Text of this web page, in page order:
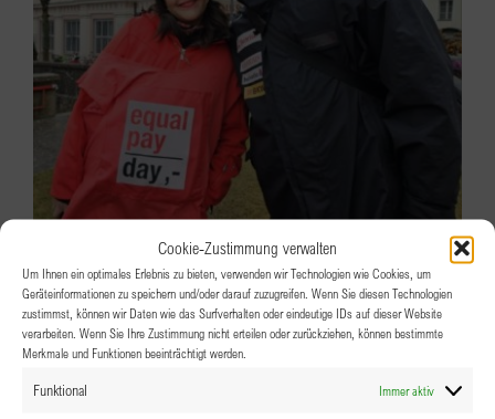
Cookie-Zustimmung verwalten
Um Ihnen ein optimales Erlebnis zu bieten, verwenden wir Technologien wie Cookies, um
Geräteinformationen zu speichern und/oder darauf zuzugreifen. Wenn Sie diesen Technologien
zustimmst, können wir Daten wie das Surfverhalten oder eindeutige IDs auf dieser Website
verarbeiten. Wenn Sie Ihre Zustimmung nicht erteilen oder zurückziehen, können bestimmte
Merkmale und Funktionen beeinträchtigt werden.
Funktional Immer aktiv